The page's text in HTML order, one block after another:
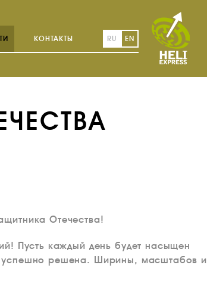
КОНТАКТЫ RU EN
Отечества!
Пусть каждый день будет насыщен
успешно решена. Ширины, масштабов и